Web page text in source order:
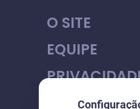
O SITE
EQUIPE